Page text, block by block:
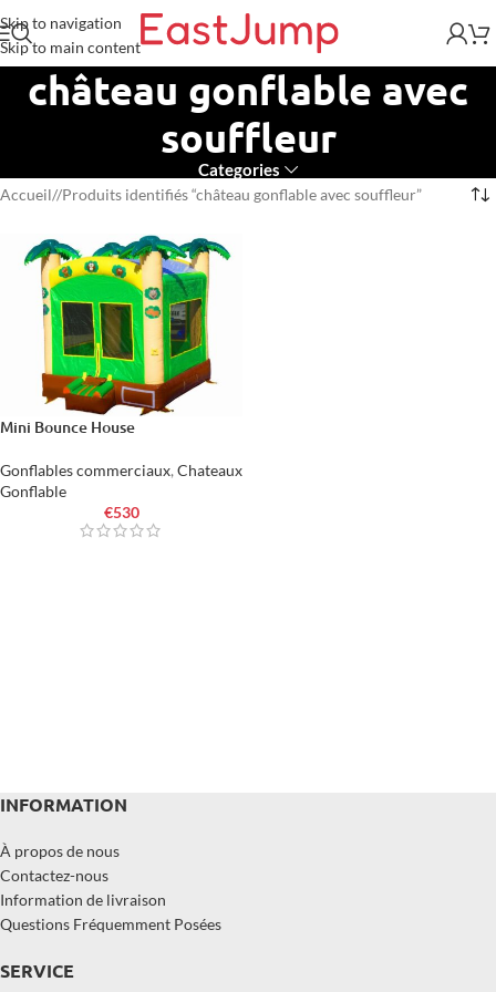
Skip to navigation
Skip to main content
château gonflable avec
souffleur
Categories
Accueil/ Produits identifiés “château gonflable avec souffleur”
Mini Bounce House
Gonflables commerciaux, Chateaux
Gonflable
€530
INFORMATION
À propos de nous
Contactez-nous
Information de livraison
Questions Fréquemment Posées
SERVICE